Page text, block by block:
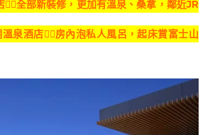
全部新裝修，更加有溫泉、桑拿，鄰近JR
泉酒店👍🏻房內泡私人風呂，起床賞富士山